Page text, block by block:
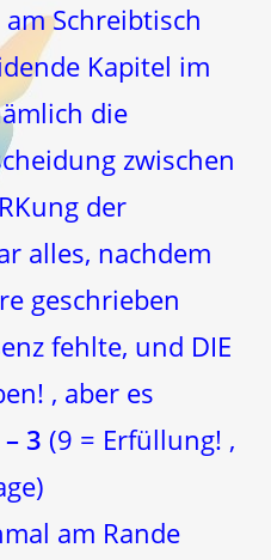
Schreibtisch
Kapitel im
die
zwischen
der
alles, nachdem
geschrieben
fehlte, und DIE
, aber es
3 (9 = Erfüllung! ,
am Rande